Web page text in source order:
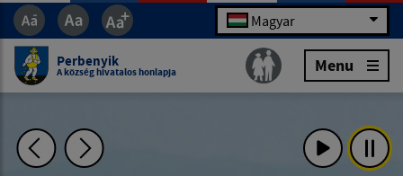
Magyar
Perbenyik
A község hivatalos honlapja Menu